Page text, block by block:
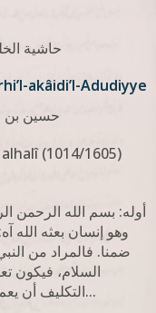
حاشية
حسين بن
(1014/1605)
أوله: بسم الله الرحمن
وهو إنسان بعثه الله
ضمنا. فالمراد من
السلام، فيكون
التکلیف أن یعم المغایرة من التغایر الحقیقي والاعتباري...